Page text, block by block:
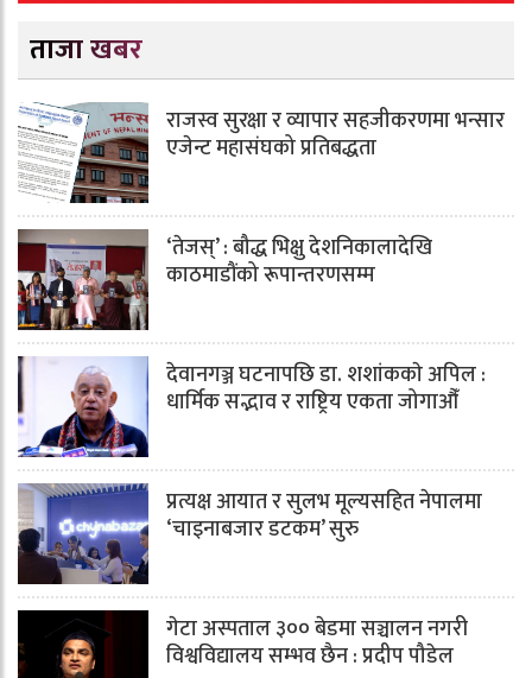
ताजा खबर
राजस्व सुरक्षा र व्यापार सहजीकरणमा भन्सार
एजेन्ट महासंघको प्रतिबद्धता
‘तेजस्’ : बौद्ध भिक्षु देशनिकालादेखि
काठमाडौंको रूपान्तरणसम्म
देवानगञ्ज घटनापछि डा. शशांककाे अपिल :
धार्मिक सद्भाव र राष्ट्रिय एकता जोगाऔँ
प्रत्यक्ष आयात र सुलभ मूल्यसहित नेपालमा
‘चाइनाबजार डटकम’ सुरु
गेटा अस्पताल ३०० बेडमा सञ्चालन नगरी
विश्वविद्यालय सम्भव छैन : प्रदीप पौडेल